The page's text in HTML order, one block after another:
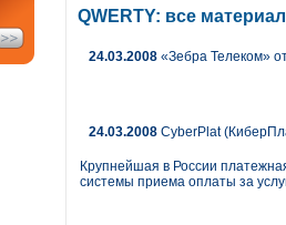
QWERTY: все
24.03.2008 «Зебра Телеком»
24.03.2008 CyberPlat
Крупнейшая в России
системы приема оплаты за